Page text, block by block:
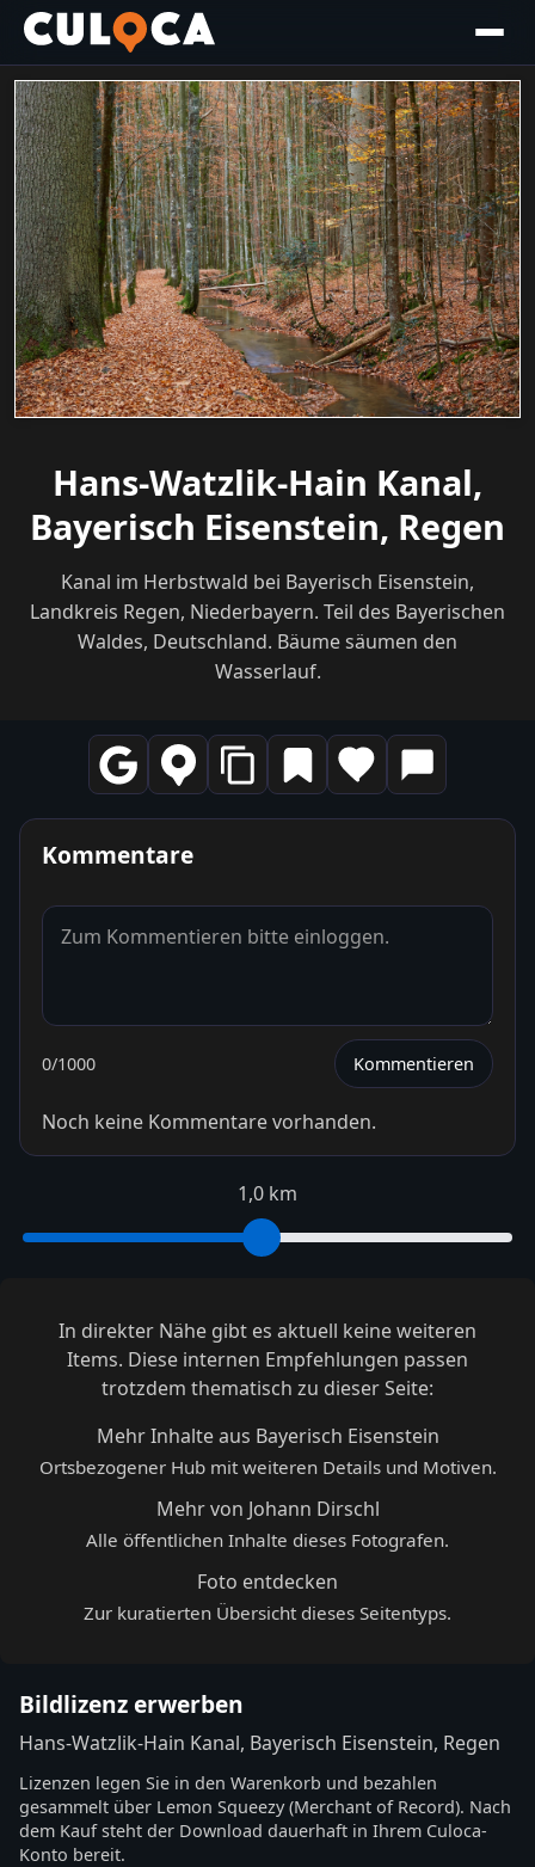
Hans-Watzlik-Hain Kanal,
Bayerisch Eisenstein, Regen
Kanal im Herbstwald bei Bayerisch Eisenstein,
Landkreis Regen, Niederbayern. Teil des Bayerischen
Waldes, Deutschland. Bäume säumen den
Wasserlauf.
Kommentare
0/1000 Kommentieren
Noch keine Kommentare vorhanden.
1,0 km
In direkter Nähe gibt es aktuell keine weiteren
Items. Diese internen Empfehlungen passen
trotzdem thematisch zu dieser Seite:
Mehr Inhalte aus Bayerisch Eisenstein
Ortsbezogener Hub mit weiteren Details und Motiven.
Mehr von Johann Dirschl
Alle öffentlichen Inhalte dieses Fotografen.
Foto entdecken
Zur kuratierten Übersicht dieses Seitentyps.
Bildlizenz erwerben
Hans-Watzlik-Hain Kanal, Bayerisch Eisenstein, Regen
Lizenzen legen Sie in den Warenkorb und bezahlen
gesammelt über Lemon Squeezy (Merchant of Record). Nach
dem Kauf steht der Download dauerhaft in Ihrem Culoca-
Konto bereit.